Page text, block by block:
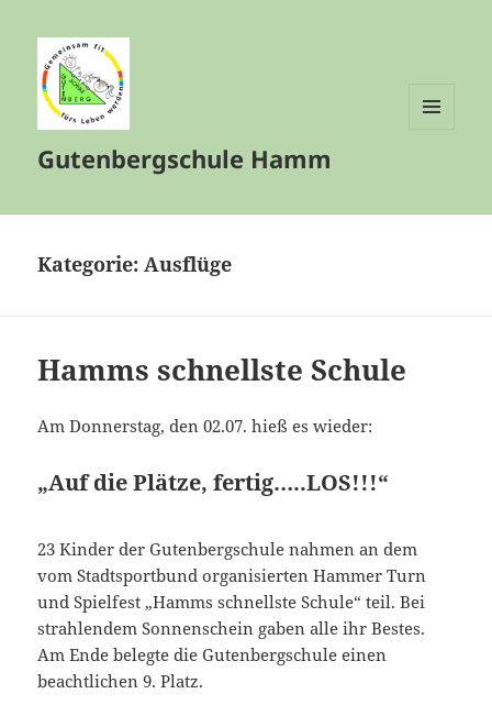
Gutenbergschule Hamm
Kategorie:Ausflüge
Hamms schnellste Schule
Am Donnerstag, den 02.07. hieß es wieder:
„Auf die Plätze, fertig…..LOS!!!“
23 Kinder der Gutenbergschule nahmen an dem
vom Stadtsportbund organisierten Hammer Turn
und Spielfest „Hamms schnellste Schule“ teil. Bei
strahlendem Sonnenschein gaben alle ihr Bestes.
Am Ende belegte die Gutenbergschule einen
beachtlichen 9. Platz.